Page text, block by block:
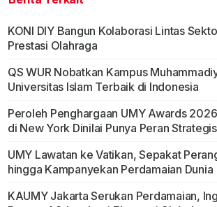
KONI DIY Bangun Kolaborasi Lintas
Prestasi Olahraga
QS WUR Nobatkan Kampus
Universitas Islam Terbaik di Indonesia
Peroleh Penghargaan UMY Awards
di New York Dinilai Punya Peran Strategis
UMY Lawatan ke Vatikan, Sepakat
hingga Kampanyekan Perdamaian Dunia
KAUMY Jakarta Serukan Perdamaian,